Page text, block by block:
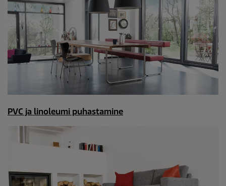
PVC ja linoleumi puhastamine